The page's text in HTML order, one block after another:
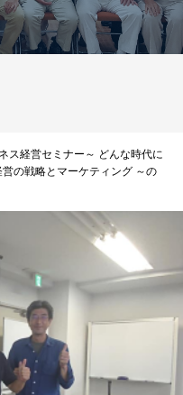
ス経営セミナー～ どんな時代に
の戦略とマーケティング ～の